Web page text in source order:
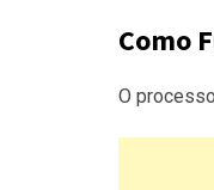
Como
O